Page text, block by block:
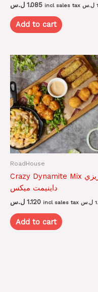
1.085 ل.س incl sales tax ل.س
Add to cart
RoadHouse
Crazy Dynamite Mix كريزي
داينيمت ميكس
1.120 ل.س incl sales tax ل.س
Add to cart